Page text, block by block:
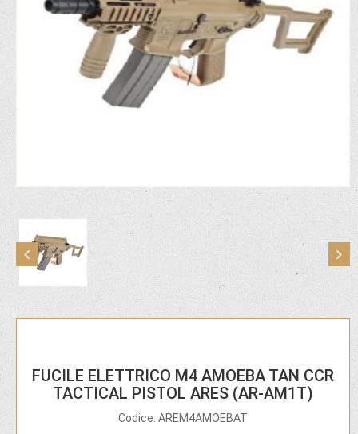
FUCILE ELETTRICO M4 AMOEBA TAN CCR
TACTICAL PISTOL ARES (AR-AM1T)
Codice: AREM4AMOEBAT